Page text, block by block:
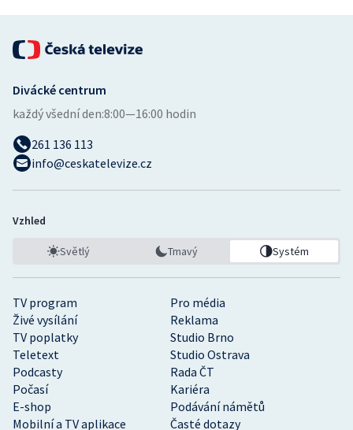
TV program
Pro média
Živé vysílání
Reklama
TV poplatky
Studio Brno
Teletext
Studio Ostrava
Podcasty
Rada ČT
Počasí
Kariéra
E-shop
Podávání námětů
Mobilní a TV aplikace
Časté dotazy
Divácké centrum
každý všední den:8:00—16:00 hodin
261 136 113
info@ceskatelevize.cz
Vzhled
Světlý Tmavý Systém